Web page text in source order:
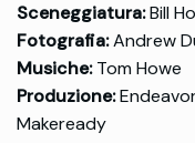
Sceneggiatura:Bill
Fotografia:Andrew
Musiche:Tom Howe
Produzione:
Makeready